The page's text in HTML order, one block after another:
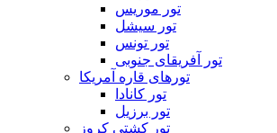
تور موریس
تور سیشل
تور تونس
تور آفریقای جنوبی
تورهای قاره آمریکا
تور کانادا
تور برزیل
تور کشتی کروز